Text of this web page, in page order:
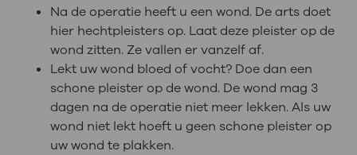
Na de operatie heeft u een wond. De arts doet
hier hechtpleisters op. Laat deze pleister op de
wond zitten. Ze vallen er vanzelf af.
Lekt uw wond bloed of vocht? Doe dan een
schone pleister op de wond. De wond mag 3
dagen na de operatie niet meer lekken. Als uw
wond niet lekt hoeft u geen schone pleister op
uw wond te plakken.